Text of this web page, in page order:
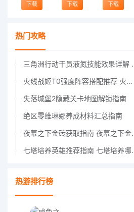
下载 下载 下载
热门攻略
三角洲行动干员
火线战姬T0强度阵容搭配推荐 火线战姬T0强度阵容哪个好
失落城堡2隐藏关卡地图解锁指南
绝区零维琳娜养成材料汇总指南
夜幕之下金
七塔培养英
热游排行榜